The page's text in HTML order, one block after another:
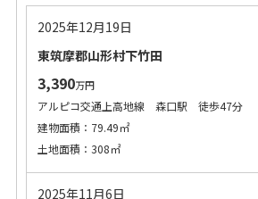
2025年12月19日
東筑摩郡山形村下竹田
3,390万円
アルピコ交通上高地線 森口駅 徒歩47分
建物面積：79.49㎡
土地面積：308㎡
2025年11月6日